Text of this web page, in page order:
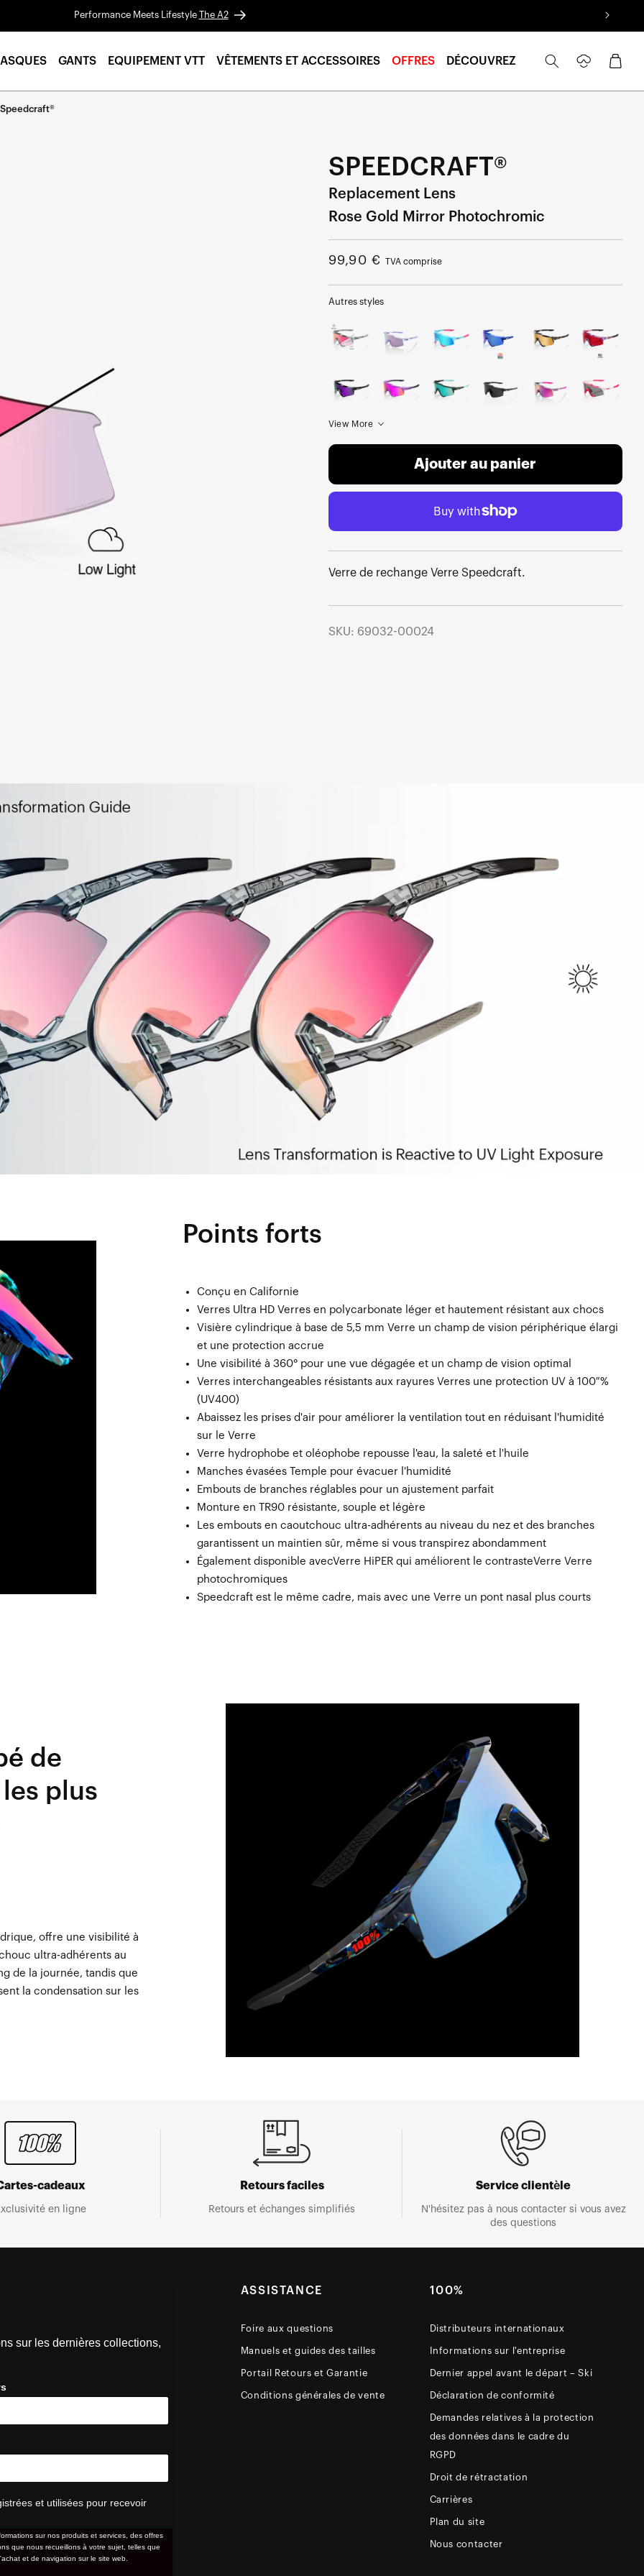
Performance Meets Lifestyle The A2
GANTS EQUIPEMENT VTT VÊTEMENTS ET ACCESSOIRES OFFRES DÉCOUVREZ
connecter
Panier
SPEEDCRAFT®
Replacement Lens
Rose Gold Mirror Photochromic
Prix
99,90 € TVA comprise
Autres styles
View More
Ajouter au panier
Verre de rechange Verre Speedcraft.
SKU: 69032-00024
Points forts
Conçu en Californie
Verres Ultra HD Verres en polycarbonate léger et hautement résistant aux chocs
Visière cylindrique à base de 5,5 mm Verre un champ de vision périphérique élargi
et une protection accrue
Une visibilité à 360° pour une vue dégagée et un champ de vision optimal
Verres interchangeables résistants aux rayures Verres une protection UV à 100 %
(UV400)
Abaissez les prises d'air pour améliorer la ventilation tout en réduisant l'humidité
sur le Verre
Verre hydrophobe et oléophobe repousse l'eau, la saleté et l'huile
Manches évasées Temple pour évacuer l'humidité
Embouts de branches réglables pour un ajustement parfait
Monture en TR90 résistante, souple et légère
Les embouts en caoutchouc ultra-adhérents au niveau du nez et des branches
garantissent un maintien sûr, même si vous transpirez abondamment
Également disponible avecVerre HiPER qui améliorent le contrasteVerre Verre
photochromiques
Speedcraft est le même cadre, mais avec une Verre un pont nasal plus courts
de
plus
offre une visibilité à
ultra-adhérents au
de la journée, tandis que
la condensation sur les
cadeaux
en ligne
Retours faciles
Retours et échanges simplifiés
Service clientèle
N'hésitez pas à nous contacter si vous avez
des questions
sur les dernières collections,
et utilisées pour recevoir
sur nos produits et services, des offres
que nous recueillons à votre sujet, telles que
et de navigation sur le site web.
ASSISTANCE
Foire aux questions
Manuels et guides des tailles
Portail Retours et Garantie
Conditions générales de vente
100%
Distributeurs internationaux
Informations sur l'entreprise
Dernier appel avant le départ – Ski
Déclaration de conformité
Demandes relatives à la protection
des données dans le cadre du
RGPD
Droit de rétractation
Carrières
Plan du site
Nous contacter